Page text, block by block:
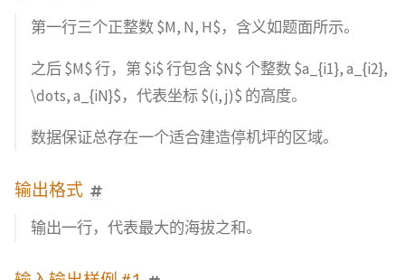
第一行三个正整数 $M, N, H$，含义如题面所示。
之后 $M$ 行，第 $i$ 行包含 $N$ 个整数 $a_{i1}, a_{i2},
\dots, a_{iN}$，代表坐标 $(i, j)$ 的高度。
数据保证总存在一个适合建造停机坪的区域。
输出格式
输出一行，代表最大的海拔之和。